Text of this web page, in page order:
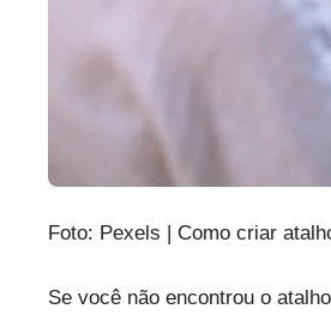
Foto: Pexels | Como criar
Se você não encontrou o